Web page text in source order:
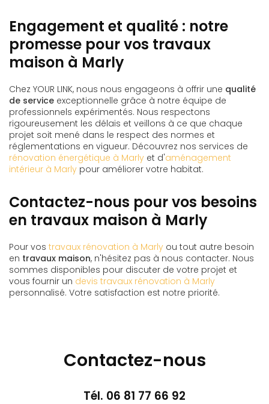
Engagement et qualité : notre
promesse pour vos travaux
maison à Marly
Chez YOUR LINK, nous nous engageons à offrir une qualité
de service exceptionnelle grâce à notre équipe de
professionnels expérimentés. Nous respectons
rigoureusement les délais et veillons à ce que chaque
projet soit mené dans le respect des normes et
réglementations en vigueur. Découvrez nos services de
rénovation énergétique à Marly et d'aménagement
intérieur à Marly pour améliorer votre habitat.
Contactez-nous pour vos besoins
en travaux maison à Marly
Pour vos travaux rénovation à Marly ou tout autre besoin
en travaux maison, n'hésitez pas à nous contacter. Nous
sommes disponibles pour discuter de votre projet et
vous fournir un devis travaux rénovation à Marly
personnalisé. Votre satisfaction est notre priorité.
Contactez-nous
Tél. 06 81 77 66 92